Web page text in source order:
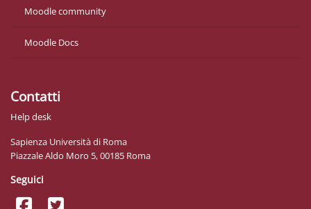
Moodle community
Moodle Docs
Contatti
Help desk
Sapienza Università di Roma
Piazzale Aldo Moro 5, 00185 Roma
Seguici